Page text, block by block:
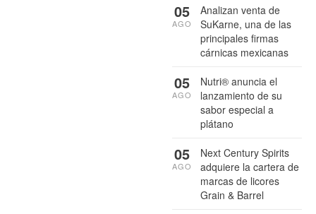
Analizan venta de
SuKarne, una de las
principales firmas
cárnicas mexicanas
05
AGO
Nutri® anuncia el
lanzamiento de su
sabor especial a
plátano
05
AGO
Next Century Spirits
adquiere la cartera de
marcas de licores
Grain & Barrel
05
AGO